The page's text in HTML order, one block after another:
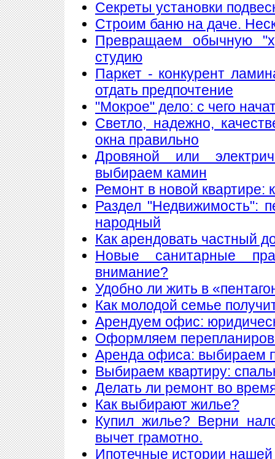
Секреты установки
Строим баню на даче.
Превращаем обычную
студию
Паркет - конкурент
отдать предпочтение
"Мокрое" дело: с чего
Светло, надежно,
окна правильно
Дровяной или
выбираем камин
Ремонт в новой квартире:
Раздел "Недвижимость":
народный
Как арендовать частный
Новые санитарные
внимание?
Удобно ли жить в
Как молодой семье
Арендуем офис:
Оформляем
Аренда офиса: выбираем
Выбираем квартиру:
Делать ли ремонт во
Как выбирают жилье?
Купил жилье? Верни
вычет грамотно.
Ипотечные истории нашей